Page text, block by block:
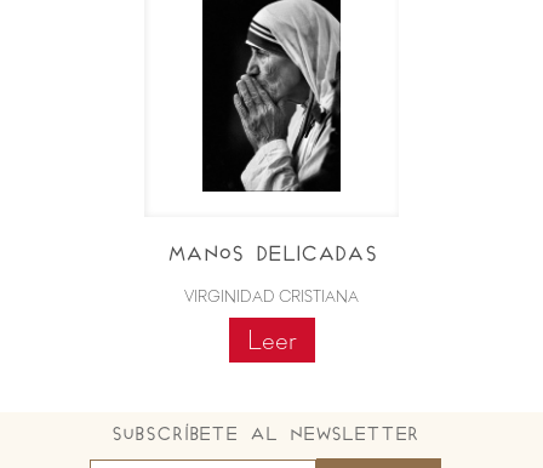
Manos Delicadas
VIRGINIDAD CRISTIANA
Leer
Subscríbete al Newsletter